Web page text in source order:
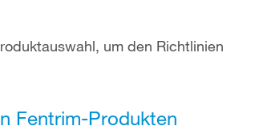
um den Richtlinien
Fentrim-Produkten